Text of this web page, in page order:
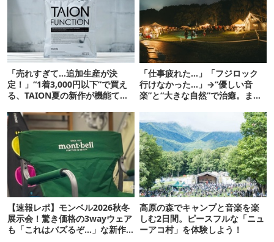
「売れすぎて…追加生産が決
定！」“1着3,000円以下”で買え
る、TAION夏の新作が機能てん
「仕事疲れた…」「フジロック
行けなかった…」→“優しい音
楽”と“大きな自然”で治癒。まだ
【速報レポ】モンベル2026秋冬
展示会！驚き価格の3wayウェア
も「これはバズるぞ…」な新作
高原の森でキャンプと音楽を楽
しむ2日間。ピースフルな「ニュ
ーアコ村」を体験しよう！